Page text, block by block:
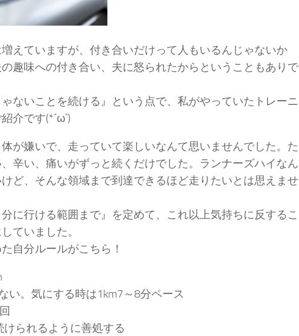
えていますが、付き合いだけって人もいるんじゃないか
趣味への付き合い、夫に怒られたからということもありで
ないことを続ける』という点で、私がやっていたトレーニ
介です(*´ω`)
が嫌いで、走っていて楽しいなんて思いませんでした。た
辛い、痛いがずっと続くだけでした。ランナーズハイなん
ど、そんな領域まで到達できるほど走りたいとは思えませ
に行ける範囲まで』を定めて、これ以上気持ちに反するこ
ていました。
自分ルールがこちら！
い。気にする時は1km7～8分ペース
られるように善処する